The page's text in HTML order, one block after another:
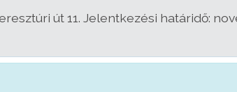
út 11. Jelentkezési határidő: